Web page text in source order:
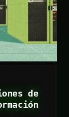
de